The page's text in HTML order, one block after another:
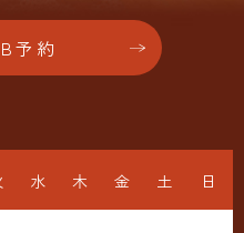
予約
水 木 金 土 日